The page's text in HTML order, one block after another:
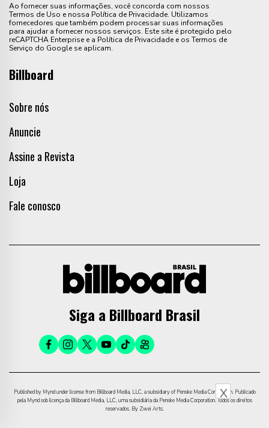
Ao fornecer suas informações, você concorda com nossos
Termos de Uso e nossa Política de Privacidade. Utilizamos
fornecedores que também podem processar suas informações
para ajudar a fornecer nossos serviços. Este site é protegido pelo
reCAPTCHA Enterprise e a Política de Privacidade e os Termos de
Serviço do Google se aplicam.
Billboard
Sobre nós
Anuncie
Assine a Revista
Loja
Fale conosco
Siga a Billboard Brasil
Published by Mynd under license from Billboard Media, LLC, a subsidiary of Penske Media Corporation. Publicado
pela Mynd sob licença da Billboard Media, LLC, uma subsidiária da Penske Media Corporation. Todos os direitos
reservados. By Zwei Arts.
X